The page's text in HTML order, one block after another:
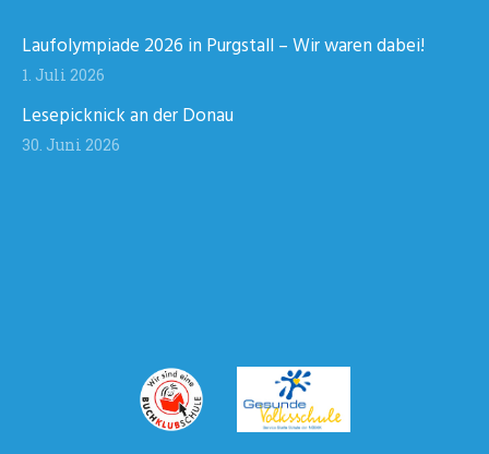
Laufolympiade 2026 in Purgstall – Wir waren dabei!
1. Juli 2026
Lesepicknick an der Donau
30. Juni 2026